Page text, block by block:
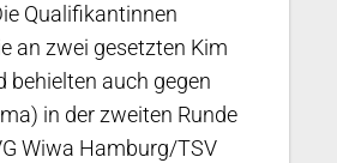
Qualifikantinnen
an zwei gesetzten Kim
behielten auch gegen
in der zweiten Runde
Wiwa Hamburg/TSV